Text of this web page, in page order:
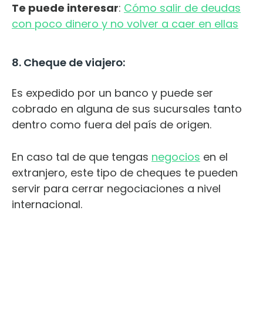
Te puede interesar: Cómo salir de deudas
con poco dinero y no volver a caer en ellas
8. Cheque de viajero:
Es expedido por un banco y puede ser
cobrado en alguna de sus sucursales tanto
dentro como fuera del país de origen.
En caso tal de que tengas negocios en el
extranjero, este tipo de cheques te pueden
servir para cerrar negociaciones a nivel
internacional.